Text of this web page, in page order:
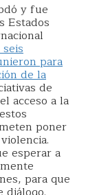
y fue
Estados
para
de la
de
acceso a la
poner
esperar a
para que